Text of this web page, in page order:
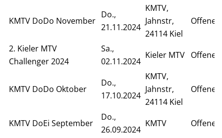
KMTV DoDo November
Do.,
21.11.2024
KMTV,
Jahnstr,
24114 Kiel
2. Kieler MTV
Challenger 2024
Sa.,
02.11.2024
Kieler MTV Offenes
KMTV DoDo Oktober
Do.,
17.10.2024
KMTV,
Jahnstr,
24114 Kiel
KMTV DoEi September
Do.,
26.09.2024
KMTV Offenes